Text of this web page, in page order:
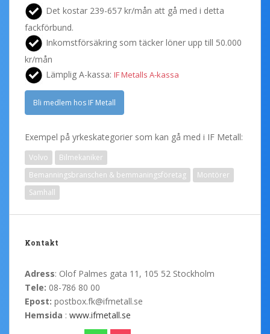
Det kostar 239-657 kr/mån att gå med i detta
fackförbund.
Inkomstförsäkring som täcker löner upp till 50.000
kr/mån
Lämplig A-kassa: IF Metalls A-kassa
Bli medlem hos IF Metall
Exempel på yrkeskategorier som kan gå med i IF Metall:
Volvo
Bilmekaniker
Bemanningsbranschen & bemmaningsföretag
Montörer
Samhall
Kontakt
Adress: Olof Palmes gata 11, 105 52 Stockholm
Tele: 08-786 80 00
Epost: postbox.fk@ifmetall.se
Hemsida : www.ifmetall.se